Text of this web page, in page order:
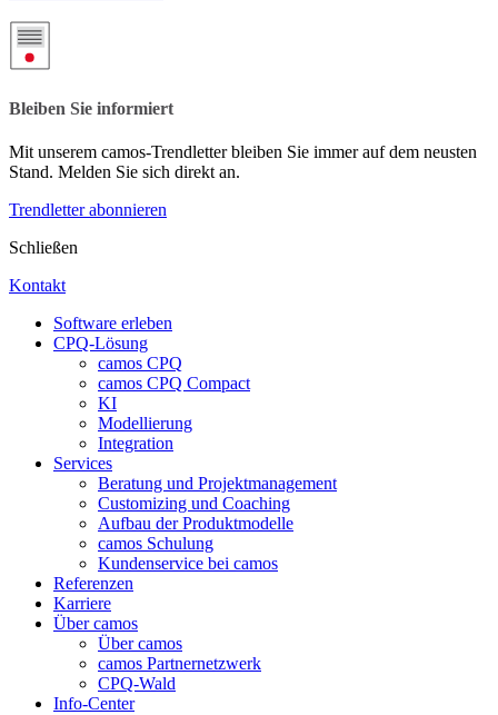
Bleiben Sie informiert
Mit unserem camos-Trendletter bleiben Sie immer auf dem neusten
Stand. Melden Sie sich direkt an.
Trendletter abonnieren
Schließen
Kontakt
Software erleben
CPQ-Lösung
camos CPQ
camos CPQ Compact
KI
Modellierung
Integration
Services
Beratung und Projektmanagement
Customizing und Coaching
Aufbau der Produktmodelle
camos Schulung
Kundenservice bei camos
Referenzen
Karriere
Über camos
Über camos
camos Partnernetzwerk
CPQ-Wald
Info-Center